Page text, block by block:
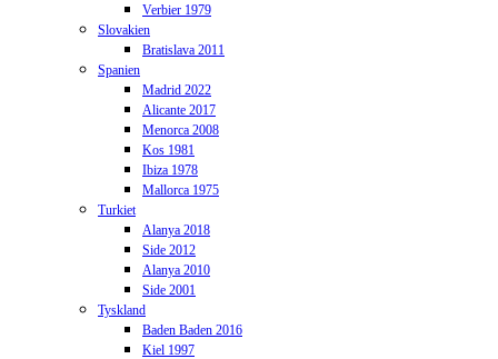
Verbier 1979
Slovakien
Bratislava 2011
Spanien
Madrid 2022
Alicante 2017
Menorca 2008
Kos 1981
Ibiza 1978
Mallorca 1975
Turkiet
Alanya 2018
Side 2012
Alanya 2010
Side 2001
Tyskland
Baden Baden 2016
Kiel 1997